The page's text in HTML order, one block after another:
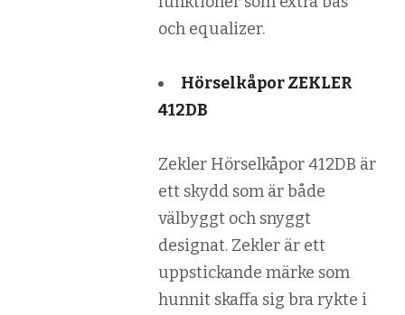
och equalizer.
Hörselkåpor ZEKLER
412DB
Zekler Hörselkåpor 412DB är
ett skydd som är både
välbyggt och snyggt
designat. Zekler är ett
uppstickande märke som
hunnit skaffa sig bra rykte i